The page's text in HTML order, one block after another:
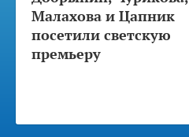
Малахова и Цапник
посетили светскую
премьеру